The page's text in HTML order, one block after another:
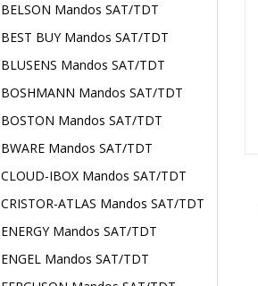
BELSON Mandos SAT/TDT
BEST BUY Mandos SAT/TDT
BLUSENS Mandos SAT/TDT
BOSHMANN Mandos SAT/TDT
BOSTON Mandos SAT/TDT
BWARE Mandos SAT/TDT
CLOUD-IBOX Mandos SAT/TDT
CRISTOR-ATLAS Mandos SAT/TDT
ENERGY Mandos SAT/TDT
ENGEL Mandos SAT/TDT